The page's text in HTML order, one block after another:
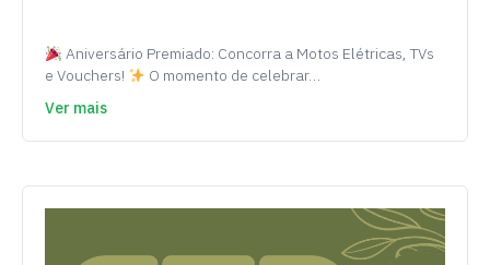
Aniversário Premiado: Concorra a Motos Elétricas, TVs
e Vouchers!
O momento de celebrar…
Ver mais